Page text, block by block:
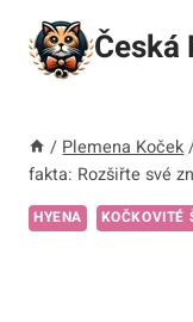
Přeskočit
obsah
Česká
/ Plemena Koček
fakta: Rozšiřte své
HYENA KOČKOVITÉ